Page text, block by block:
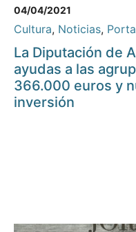
04/04/2021
Cultura, Noticias,
La Diputación de
ayudas a las
366.000 euros y
inversión